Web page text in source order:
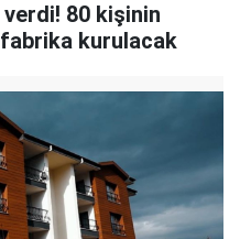
80 kişinin
kurulacak